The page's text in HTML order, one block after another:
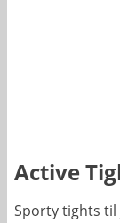
Active
Sporty tights